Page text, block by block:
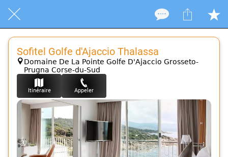
Sofitel Golfe d'Ajaccio Thalassa
Domaine De La Pointe Golfe D'Ajaccio Grosseto-
Prugna Corse-du-Sud
Itinéraire Appeler